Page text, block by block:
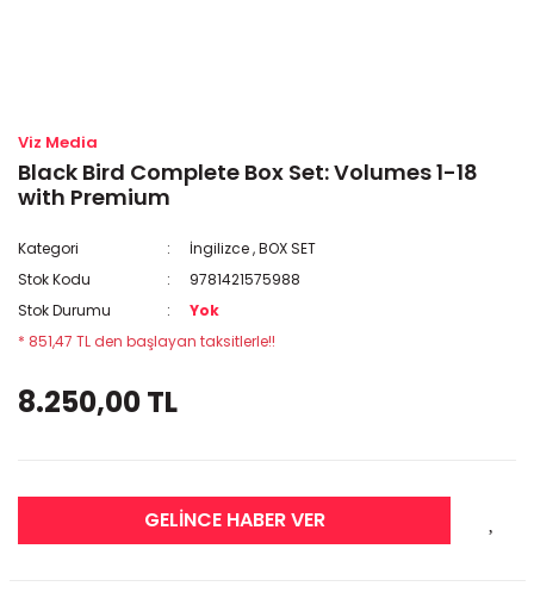
Viz Media
Black Bird Complete Box Set: Volumes 1-18
with Premium
Kategori İngilizce,BOX SET
Stok Kodu
9781421575988
Stok Durumu
Yok
* 851,47 TL den başlayan taksitlerle!!
8.250,00 TL
GELİNCE HABER VER